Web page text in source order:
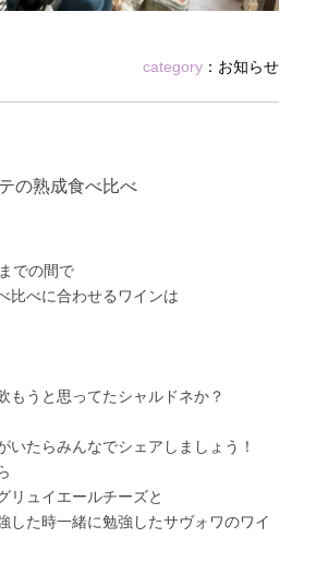
category ： お知らせ
の熟成食べ比べ
での間で
比べに合わせるワインは
もうと思ってたシャルドネか？
いたらみんなでシェアしましょう！
リュイエールチーズと
した時一緒に勉強したサヴォワのワイ